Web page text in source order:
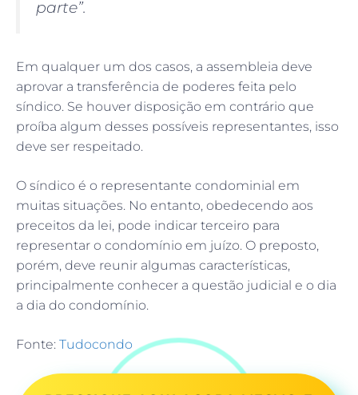
parte”.
Em qualquer um dos casos, a assembleia deve
aprovar a transferência de poderes feita pelo
síndico. Se houver disposição em contrário que
proíba algum desses possíveis representantes, isso
deve ser respeitado.
O síndico é o representante condominial em
muitas situações. No entanto, obedecendo aos
preceitos da lei, pode indicar terceiro para
representar o condomínio em juízo. O preposto,
porém, deve reunir algumas características,
principalmente conhecer a questão judicial e o dia
a dia do condomínio.
Fonte: Tudocondo